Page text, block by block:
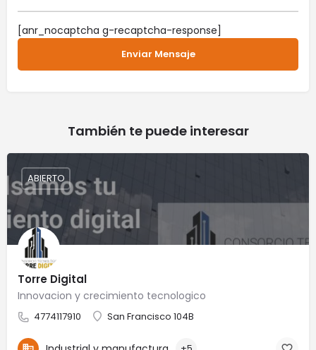
[anr_nocaptcha g-recaptcha-response]
También te puede interesar
Torre Digital
Innovacion y crecimiento tecnologico
4774117910 San Francisco 104B
ABIERTO